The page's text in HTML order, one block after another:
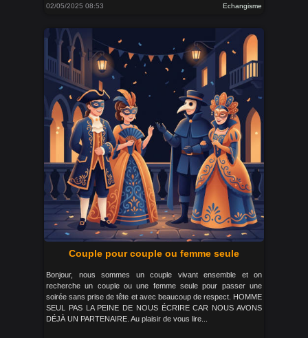
02/05/2025 08:53 Echangisme
Couple pour couple ou femme seule
Bonjour, nous sommes un couple vivant ensemble et on
recherche un couple ou une femme seule pour passer une
soirée sans prise de tête et avec beaucoup de respect. HOMME
SEUL PAS LA PEINE DE NOUS ÉCRIRE CAR NOUS AVONS
DÉJÀ UN PARTENAIRE. Au plaisir de vous lire...